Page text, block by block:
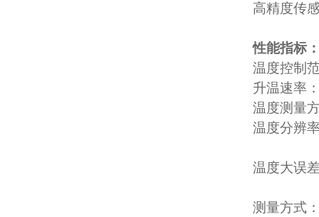
高精度传
性能指标
温度控制
升温速率
温度测量
温度分辨
温度大误
测量方式